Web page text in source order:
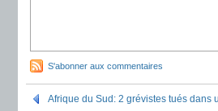
S'abonner aux commentaires
Afrique du Sud: 2 grévistes tués dans